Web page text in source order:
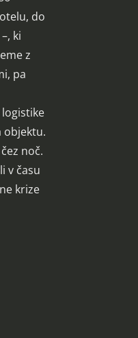
do
ki
z
pa
objektu.
noč.
v času
krize